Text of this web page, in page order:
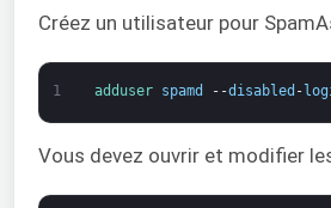
Créez un utilisateur pour
1 adduser spamd --disabled -
Vous devez ouvrir et modifier